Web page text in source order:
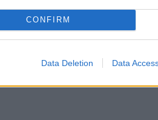
CONFIRM
Data Deletion Data